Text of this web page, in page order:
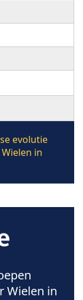
evolutie
in
Wielen in